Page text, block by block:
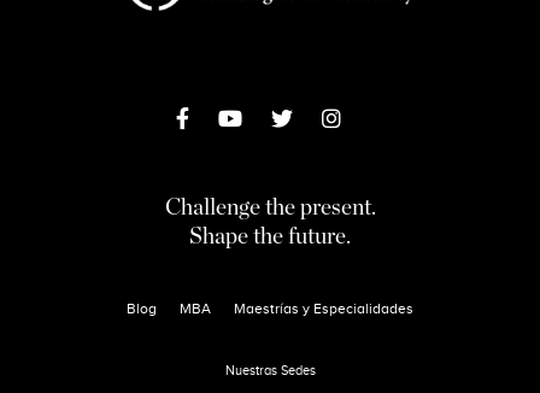
Challenge the present.
Shape the future.
Blog MBA Maestrías y Especialidades
Nuestras Sedes